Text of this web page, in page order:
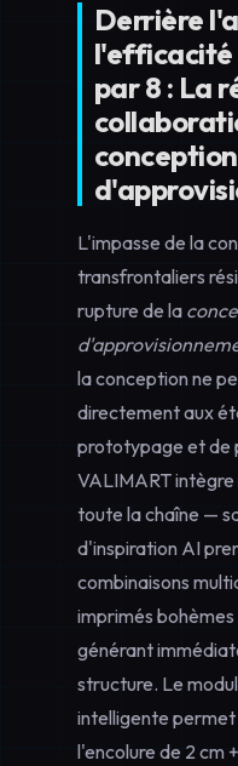
Derrière
l'efficacité
par 8 : La
L'impasse de la
transfrontaliers
rupture de la
la conception ne
directement aux
prototypage et de
VALIMART
toute la chaîne —
d'inspiration AI
combinaisons
imprimés
générant
structure. Le
intelligente
l'encolure de 2 cm